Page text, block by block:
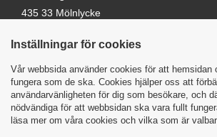
435 33 Mölnlycke
Kontakt
Telefon:031-98 75 07
Mobil:0708-83 02 01
Inställningar för cookies
Vår webbsida använder cookies för att hemsidan
fungera som de ska. Cookies hjälper oss att
användarvänligheten för dig som besökare, och
nödvändiga för att webbsidan ska vara fullt
läsa mer om våra cookies och vilka som är